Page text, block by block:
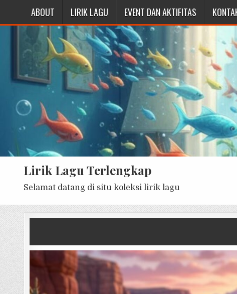
ABOUT LIRIK LAGU EVENT DAN AKTIFITAS
Lirik Lagu Terlengkap
Selamat datang di situ koleksi lirik lagu